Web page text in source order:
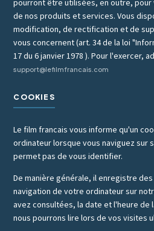
pourront être utilisées, en outre,
de nos produits et services. Vous
modification, de rectification et de
vous concernent (art. 34 de la loi
17 du 6 janvier 1978 ). Pour l'exercer,
support@lefilmfrancais.com
COOKIES
Le film francais vous informe qu'un
ordinateur lorsque vous naviguez sur
permet pas de vous identifier.
De manière générale, il enregistre
navigation de votre ordinateur sur
avez consultées, la date et l'heure de
nous pourrons lire lors de vos visites